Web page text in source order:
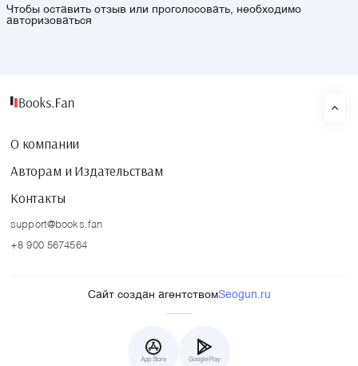
Чтобы оставить отзыв или проголосовать, необходимо
авторизоваться
О компании
Авторам и Издательствам
Контакты
support@books.fan
+8 900 5674564
Сайт создан агентствомSeogun.ru
App Store Google Play